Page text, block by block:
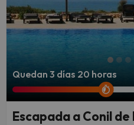
Quedan 3 días 20 horas
Escapada a Conil